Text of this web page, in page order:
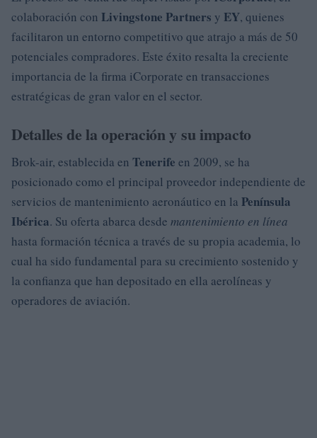
colaboración con Livingstone Partners y EY, quienes
facilitaron un entorno competitivo que atrajo a más de 50
potenciales compradores. Este éxito resalta la creciente
importancia de la firma iCorporate en transacciones
estratégicas de gran valor en el sector.
Detalles de la operación y su impacto
Brok-air, establecida en Tenerife en 2009, se ha
posicionado como el principal proveedor independiente de
servicios de mantenimiento aeronáutico en la Península
Ibérica. Su oferta abarca desde mantenimiento en línea
hasta formación técnica a través de su propia academia, lo
cual ha sido fundamental para su crecimiento sostenido y
la confianza que han depositado en ella aerolíneas y
operadores de aviación.